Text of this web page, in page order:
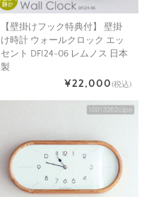
【壁掛けフック特典付】 壁掛
け時計 ウォールクロック エッ
セント DFI24-06 レムノス 日本
製
¥22,000(税込)